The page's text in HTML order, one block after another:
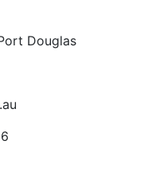
Douglas